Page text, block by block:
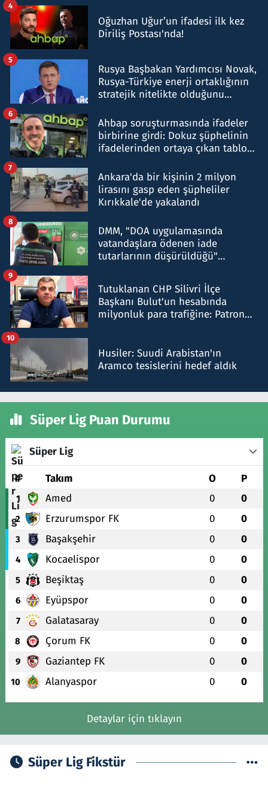
Oğuzhan Uğur’un ifadesi ilk kez
Diriliş Postası'nda!
4
Rusya Başbakan Yardımcısı Novak,
Rusya-Türkiye enerji ortaklığının
stratejik nitelikte olduğunu
5
Ahbap soruşturmasında ifadeler
birbirine girdi: Dokuz şüphelinin
ifadelerinden ortaya çıkan tablo
6
Ankara'da bir kişinin 2 milyon
lirasını gasp eden şüpheliler
Kırıkkale'de yakalandı
7
DMM, "DOA uygulamasında
vatandaşlara ödenen iade
tutarlarının düşürüldüğü"
8
Tutuklanan CHP Silivri İlçe
Başkanı Bulut'un hesabında
milyonluk para trafiğine: Patron
9
Husiler: Suudi Arabistan'ın
Aramco tesislerini hedef aldık
10
Süper Lig Puan Durumu
Süper Lig
# Takım O P
1 Amed 0 0
2 Erzurumspor FK 0 0
3 Başakşehir 0 0
4 Kocaelispor 0 0
5 Beşiktaş 0 0
6 Eyüpspor 0 0
7 Galatasaray 0 0
8 Çorum FK 0 0
9 Gaziantep FK 0 0
10 Alanyaspor 0 0
Detaylar için tıklayın
Süper Lig Fikstür